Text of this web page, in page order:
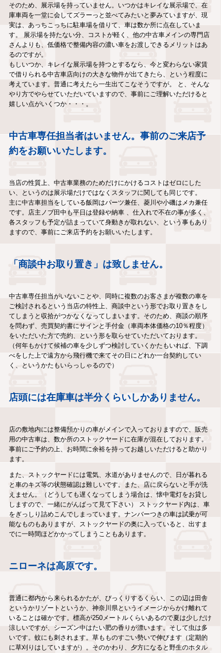
そのため、展示場を持っていません。いつかはキレイな展示場で、在
庫車両を一堂に会してズラーっと並べてみたいと夢みていますが、現
実は、あっちこっちに駐車場を借りて、車は数か所に点在していま
す。 展示場を持たない分、コストが軽く、他の中古車メインの専門店
さんよりも、低価格で整備内容の濃い車をお渡しできるメリットはあ
るのですが。
もしいつか、キレイな展示場を持つとするなら、今と変わらない家賃
で借りられる中古車店向けの大きな物件が出てきたら、という程度に
考えています。普通に考えたら一生出てこなそうですが。 と、そんな
やり方でやらせていただいていますので、事前にご理解いただけると
嬉しい点がいくつか・・・。
中古車専任担当者はいません。事前のご来店予
約をお願いいたします。
当店の性質上、中古車業務のためだけにかけるコストはゼロにした
い、というのは展示場だけではなくスタッフに関しても同じです。
主に中古車担当をしている飯岡はパーツ兼任、菱川や小磯はメカ兼任
です。店主ノブ田中も平日は登録や納車 、仕入れで不在の事が多く、
各スタッフも予定が詰まっていて身動きが取れない、という事もあり
ますので、事前にご来店予約をお願いいたします。
「商談中お取り置き」は致しません。
中古車専任担当がいないことや、同時に複数のお客さまが複数の車を
ご検討されるという当店の特性上、商談中という形でお取り置きをし
てしまうと収拾がつかなくなってしまいます。そのため、商談の順序
を問わず、売買契約書にサインと手付金（車両本体価格の10％程度）
をいただいた方で売約、という形を取らせていただいております。
（何年もかけて候補の車を少しずつ検討していくかたもいれば、下調
べをした上で遠方から飛行機で来てその日にどれか一台契約してい
く、というかたもいらっしゃるので）
店頭には在庫車は半分くらいしかありません。
店の敷地内には整備預かりの車がメインで入っておりますので、販売
用の中古車は、数か所のストックヤードに在庫が混在しております。
事前にご予約の上、お時間に余裕を持ってお越しいただけると助かり
ます。
また、ストックヤードには電気、水道がありませんので、日が暮れる
と車のキズ等の状態確認は難しいです。また、店に戻らないと手が洗
えません。（どうしても遅くなってしまう場合は、懐中電灯をお貸し
しますので、一緒にがんばって見て下さい） ストックヤード内は、車
をぎっしり詰めこんでしまっています。ナンバーつきの車は試乗が可
能なものもありますが、ストックヤードの奥に入っていると、出すま
でに一時間ほどかかってしまうこともあります。
ニローネは高原です。
普通に都内から来られるかたが、びっくりするくらい、この辺は田舎
というかリゾートというか、神奈川県というイメージからかけ離れて
いることは確かです。標高が250メートルくらいあるので夏は少しだけ
涼しいですが、シーズン中はたい肥の香りが漂います。そして虫は多
いです。蚊にも刺されます。草もものすごい勢いで伸びます（定期的
に草刈りはしていますが）。そのかわり、夕方になると野生のホタル